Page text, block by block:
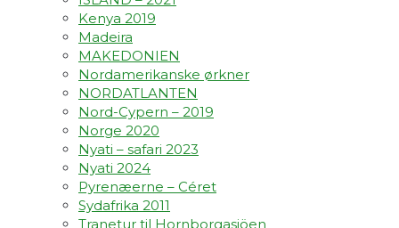
Kenya 2019
Madeira
MAKEDONIEN
Nordamerikanske ørkner
NORDATLANTEN
Nord-Cypern – 2019
Norge 2020
Nyati – safari 2023
Nyati 2024
Pyrenæerne – Céret
Sydafrika 2011
Tranetur til Hornborgasjöen